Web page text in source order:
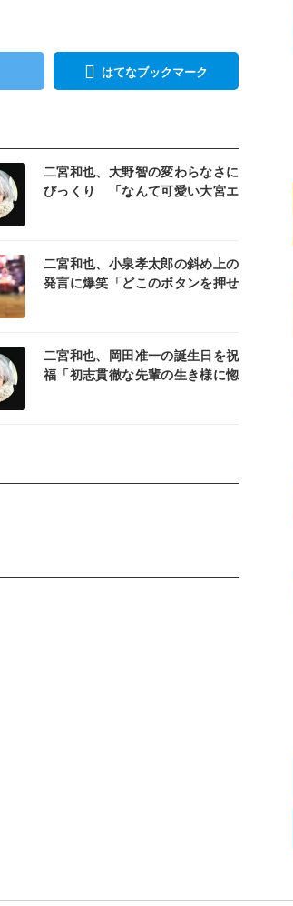
はてなブックマーク
二宮和也、大野智の変わらなさに
びっくり 「なんて可愛い大宮エ
二宮和也、小泉孝太郎の斜め上の
発言に爆笑「どこのボタンを押せ
二宮和也、岡田准一の誕生日を祝
福「初志貫徹な先輩の生き様に惚
記事を読む
記事を読む
記事を読む